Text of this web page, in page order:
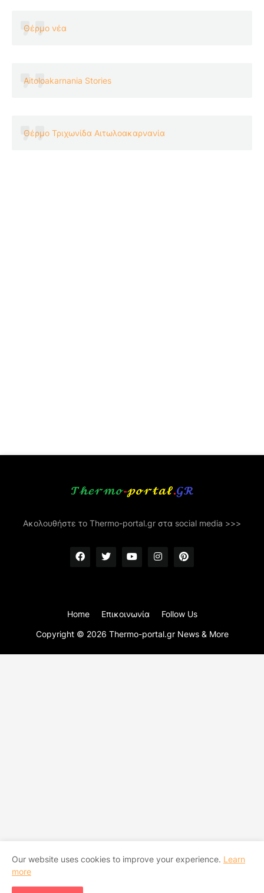
Θέρμο νέα
Aitoloakarnania Stories
Θέρμο Τριχωνίδα Αιτωλοακαρνανία
Ακολουθήστε το Thermo-portal.gr στα social media >>>
Copyright © 2026 Thermo-portal.gr News & More
Home Επικοινωνία Follow Us
Our website uses cookies to improve your experience. Learn
more